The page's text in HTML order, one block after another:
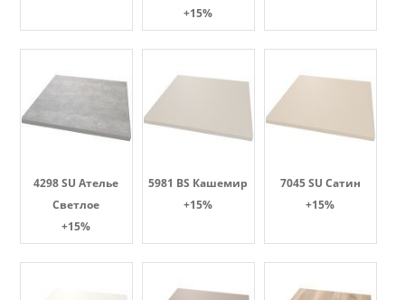
+15%
4298 SU Ателье
Светлое
+15%
5981 BS Кашемир
+15%
7045 SU Сатин
+15%